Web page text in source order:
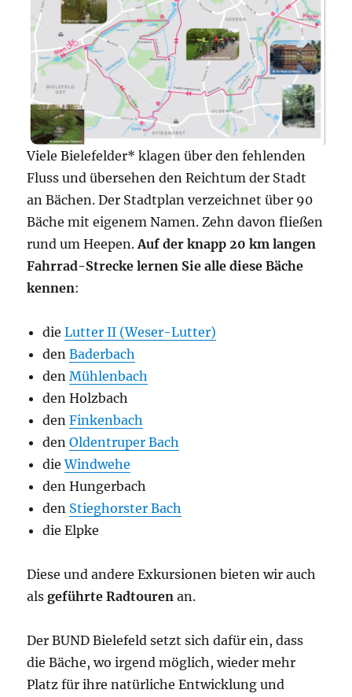
Viele Bielefelder* klagen über den fehlenden
Fluss und übersehen den Reichtum der Stadt
an Bächen. Der Stadtplan verzeichnet über 90
Bäche mit eigenem Namen. Zehn davon fließen
rund um Heepen.Auf der knapp 20 km langen
Fahrrad-Strecke lernen Sie alle diese Bäche
kennen:
dieLutter II (Weser-Lutter)
denBaderbach
denMühlenbach
den Holzbach
denFinkenbach
denOldentruper Bach
dieWindwehe
den Hungerbach
den Stieghorster Bach
die Elpke
Diese und andere Exkursionen bieten wir auch
alsgeführte Radtouren an.
Der BUND Bielefeld setzt sich dafür ein, dass
die Bäche, wo irgend möglich, wieder mehr
Platz für ihre natürliche Entwicklung und